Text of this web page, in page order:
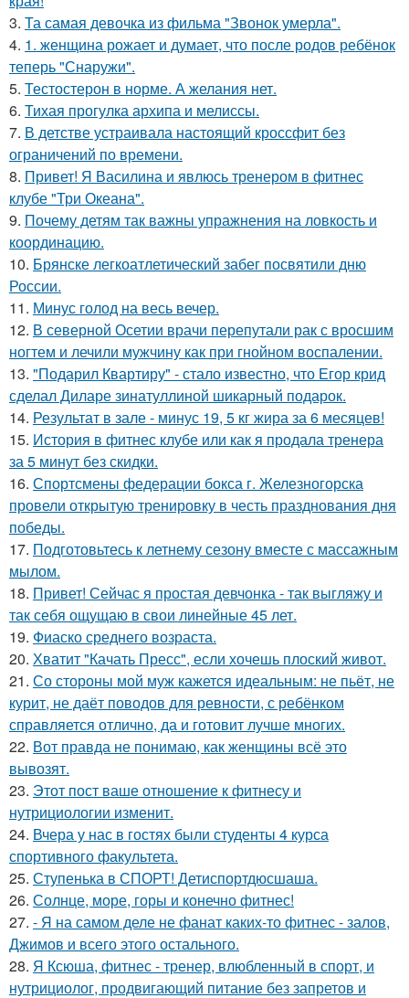
3. Та самая девочка из фильма "Звонок умерла".
4. 1. женщина рожает и думает, что после родов ребёнок
теперь "Снаружи".
5. Тестостерон в норме. А желания нет.
6. Тихая прогулка архипа и мелиссы.
7. В детстве устраивала настоящий кроссфит без
ограничений по времени.
8. Привет! Я Василина и явлюсь тренером в фитнес
клубе "Три Океана".
9. Почему детям так важны упражнения на ловкость и
координацию.
10. Брянске легкоатлетический забег посвятили дню
России.
11. Минус голод на весь вечер.
12. В северной Осетии врачи перепутали рак с вросшим
ногтем и лечили мужчину как при гнойном воспалении.
13. "Подарил Квартиру" - стало известно, что Егор крид
сделал Диларе зинатуллиной шикарный подарок.
14. Результат в зале - минус 19, 5 кг жира за 6 месяцев!
15. История в фитнес клубе или как я продала тренера
за 5 минут без скидки.
16. Спортсмены федерации бокса г. Железногорска
провели открытую тренировку в честь празднования дня
победы.
17. Подготовьтесь к летнему сезону вместе с массажным
мылом.
18. Привет! Сейчас я простая девчонка - так выгляжу и
так себя ощущаю в свои линейные 45 лет.
19. Фиаско среднего возраста.
20. Хватит "Качать Пресс", если хочешь плоский живот.
21. Со стороны мой муж кажется идеальным: не пьёт, не
курит, не даёт поводов для ревности, с ребёнком
справляется отлично, да и готовит лучше многих.
22. Вот правда не понимаю, как женщины всё это
вывозят.
23. Этот пост ваше отношение к фитнесу и
нутрициологии изменит.
24. Вчера у нас в гостях были студенты 4 курса
спортивного факультета.
25. Ступенька в СПОРТ! Детиспортдюсшаша.
26. Солнце, море, горы и конечно фитнес!
27. - Я на самом деле не фанат каких-то фитнес - залов,
Джимов и всего этого остального.
28. Я Ксюша, фитнес - тренер, влюбленный в спорт, и
нутрициолог, продвигающий питание без запретов и